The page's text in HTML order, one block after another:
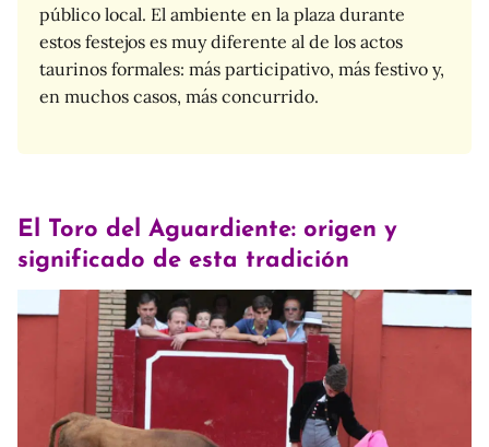
público local. El ambiente en la plaza durante
estos festejos es muy diferente al de los actos
taurinos formales: más participativo, más festivo y,
en muchos casos, más concurrido.
El Toro del Aguardiente: origen y
significado de esta tradición